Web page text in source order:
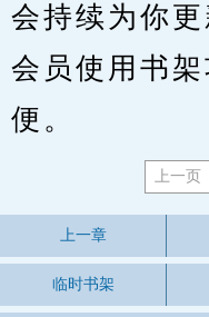
会持续为你
会员使用书
便。
上一页
上一章
临时书架